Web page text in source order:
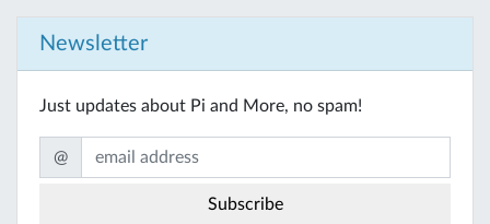
Newsletter
Just updates about Pi and More, no spam!
@